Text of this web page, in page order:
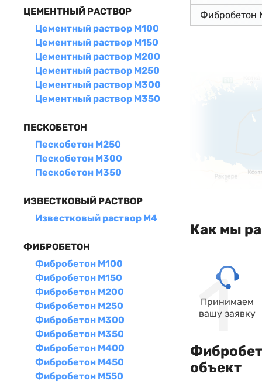
ЦЕМЕНТНЫЙ РАСТВОР
Цементный раствор М100
Цементный раствор М150
Цементный раствор М200
Цементный раствор М250
Цементный раствор М300
Цементный раствор М350
ПЕСКОБЕТОН
Пескобетон М250
Пескобетон М300
Пескобетон М350
ИЗВЕСТКОВЫЙ РАСТВОР
Известковый раствор М4
ФИБРОБЕТОН
Фибробетон М100
Фибробетон М150
Фибробетон М200
Фибробетон М250
Фибробетон М300
Фибробетон М350
Фибробетон М400
Фибробетон М450
Фибробетон М550
Фибробетон
Как мы
Принимаем
вашу заявку
объект